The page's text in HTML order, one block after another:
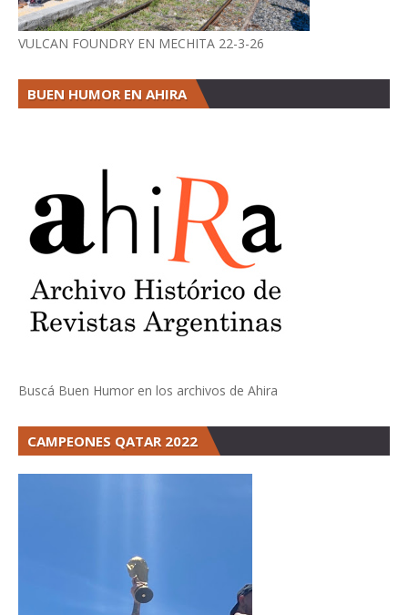
VULCAN FOUNDRY EN MECHITA 22-3-26
BUEN HUMOR EN AHIRA
Buscá Buen Humor en los archivos de Ahira
CAMPEONES QATAR 2022